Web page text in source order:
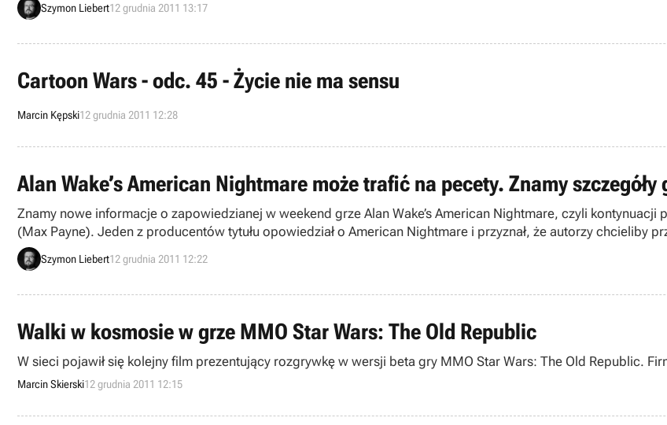
Szymon Liebert12 grudnia 2011 13:17
Cartoon Wars - odc. 45 - Życie nie ma sensu
Marcin Kępski12 grudnia 2011 12:28
Alan Wake’s American Nightmare może trafić na pecety. Znamy szczegóły
Znamy nowe informacje o zapowiedzianej w weekend grze Alan Wake’s American Nightmare, czyli
(Max Payne). Jeden z producentów tytułu opowiedział o American Nightmare i przyznał, że autorzy chcieliby
Szymon Liebert12 grudnia 2011 12:22
Walki w kosmosie w grze MMO Star Wars: The Old Republic
W sieci pojawił się kolejny film prezentujący rozgrywkę w wersji beta gry MMO Star Wars: The Old Republic.
Marcin Skierski12 grudnia 2011 12:15